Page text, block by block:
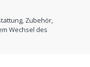
Zubehör,
Wechsel des